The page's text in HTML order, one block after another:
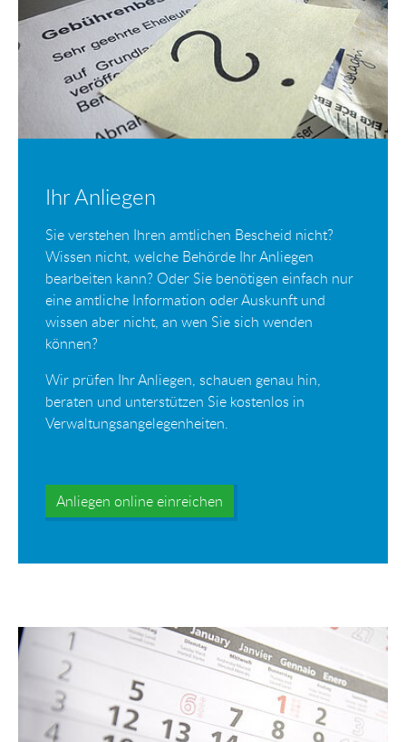
Ihr Anliegen
Sie verstehen Ihren amtlichen Bescheid nicht?
Wissen nicht, welche Behörde Ihr Anliegen
bearbeiten kann? Oder Sie benötigen einfach nur
eine amtliche Information oder Auskunft und
wissen aber nicht, an wen Sie sich wenden
können?
Wir prüfen Ihr Anliegen, schauen genau hin,
beraten und unterstützen Sie kostenlos in
Verwaltungsangelegenheiten.
Anliegen online einreichen